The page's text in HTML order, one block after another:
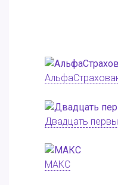
Двадцать
МАКС